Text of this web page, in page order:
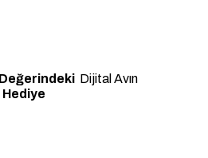
Dijital Avın
Hediye